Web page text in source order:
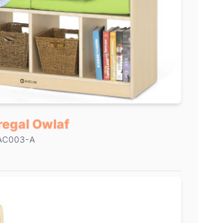
Owlaf
A